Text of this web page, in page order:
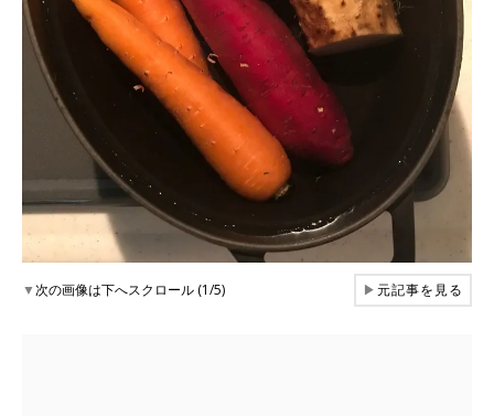
▼次の画像は下へスクロール (1/5) ▶元記事を見る